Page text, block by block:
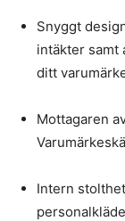
Snyggt
intäkter samt
ditt
Mottagaren
Intern